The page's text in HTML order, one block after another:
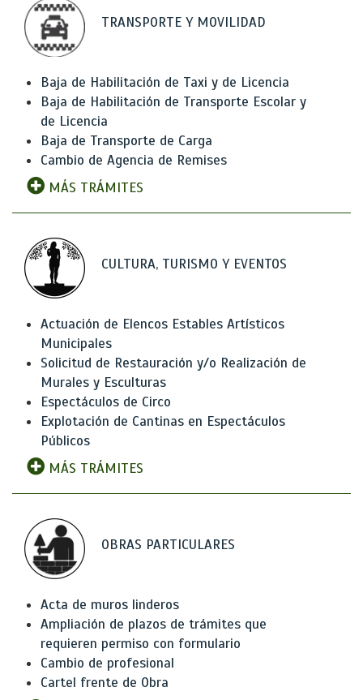
TRANSPORTE Y MOVILIDAD
Baja de Habilitación de Taxi y de Licencia
Baja de Habilitación de Transporte Escolar y
de Licencia
Baja de Transporte de Carga
Cambio de Agencia de Remises
MÁS TRÁMITES
CULTURA, TURISMO Y EVENTOS
Actuación de Elencos Estables Artísticos
Municipales
Solicitud de Restauración y/o Realización de
Murales y Esculturas
Espectáculos de Circo
Explotación de Cantinas en Espectáculos
Públicos
MÁS TRÁMITES
OBRAS PARTICULARES
Acta de muros linderos
Ampliación de plazos de trámites que
requieren permiso con formulario
Cambio de profesional
Cartel frente de Obra